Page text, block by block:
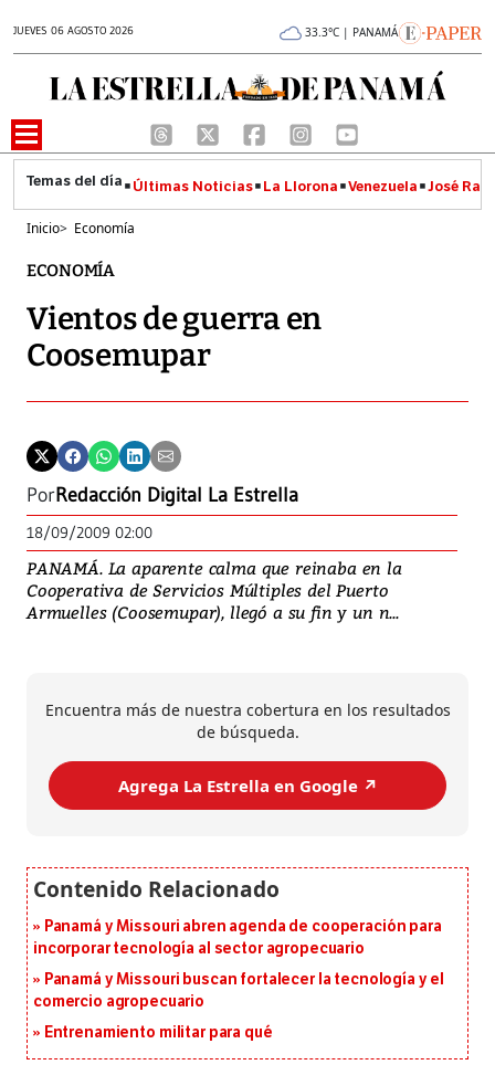
JUEVES 06 AGOSTO 2026 33.3°C | PANAMÁ
Últimas Noticias La Llorona Venezuela José
Inicio> Economía
ECONOMÍA
Vientos de guerra en
Coosemupar
PorRedacción Digital La Estrella
18/09/2009 02:00
PANAMÁ. La aparente calma que reinaba en la
Cooperativa de Servicios Múltiples del Puerto
Armuelles (Coosemupar), llegó a su fin y un n...
Encuentra más de nuestra cobertura en los resultados
de búsqueda.
Agrega La Estrella en Google ↗️
Panamá y Missouri abren agenda de cooperación para
incorporar tecnología al sector agropecuario
Panamá y Missouri buscan fortalecer la tecnología y el
comercio agropecuario
Entrenamiento militar para qué